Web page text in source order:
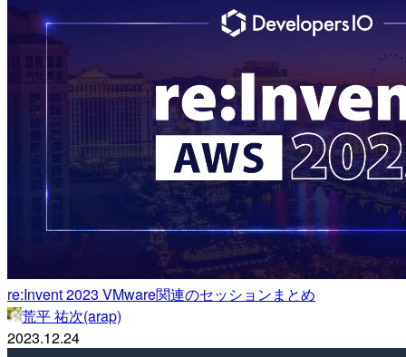
re:Invent 2023 VMware関連のセッションまとめ
荒平 祐次(arap)
2023.12.24